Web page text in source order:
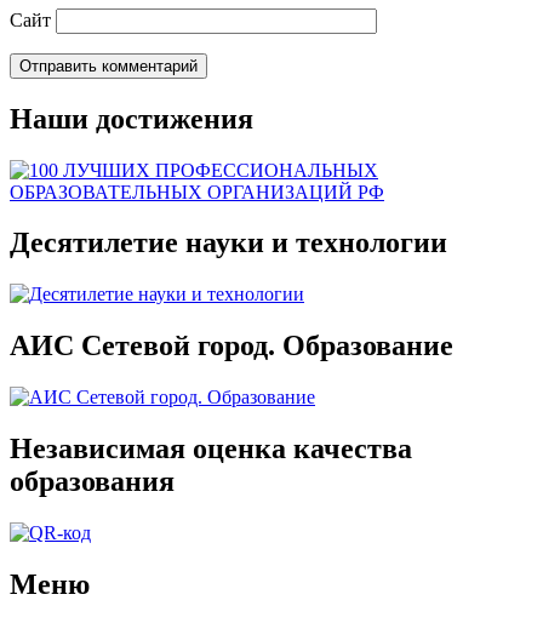
Сайт
Наши достижения
Десятилетие науки и технологии
АИС Сетевой город. Образование
Независимая оценка качества
образования
Меню